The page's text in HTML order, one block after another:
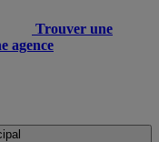
Trouver une
agence